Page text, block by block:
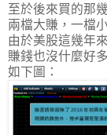
至於後來買的那
兩檔大賺，一檔
由於美股這幾年
賺錢也沒什麼好
如下圖：